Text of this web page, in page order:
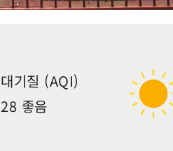
대기질 (AQI)
28 좋음